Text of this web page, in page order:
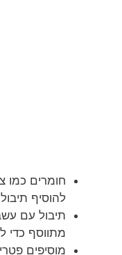
חומרים כמו
להוסיף
תיבול עם
מתווסף כדי
מוסיפים